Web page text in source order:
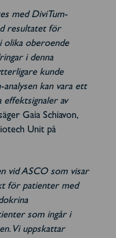
med DiviTum-
resultatet för
olika oberoende
i denna
kunde
kan vara ett
av
Gaia Schiavon,
Unit på
vid ASCO som visar
för patienter med
som ingår i
Vi uppskattar